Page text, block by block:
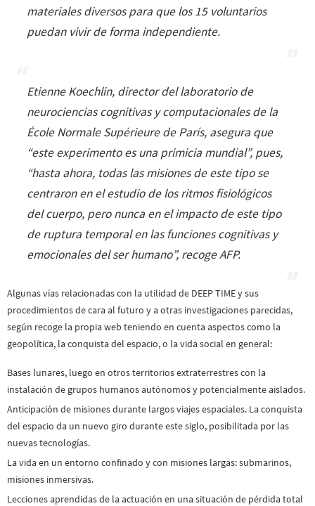
materiales diversos para que los 15 voluntarios
puedan vivir de forma independiente.
Etienne Koechlin, director del laboratorio de
neurociencias cognitivas y computacionales de la
École Normale Supérieure de París, asegura que
“este experimento es una primicia mundial”, pues,
“hasta ahora, todas las misiones de este tipo se
centraron en el estudio de los ritmos fisiológicos
del cuerpo, pero nunca en el impacto de este tipo
de ruptura temporal en las funciones cognitivas y
emocionales del ser humano”, recoge AFP.
Algunas vías relacionadas con la utilidad de DEEP TIME y sus
procedimientos de cara al futuro y a otras investigaciones parecidas,
según recoge la propia web teniendo en cuenta aspectos como la
geopolítica, la conquista del espacio, o la vida social en general:
Bases lunares, luego en otros territorios extraterrestres con la
instalación de grupos humanos autónomos y potencialmente aislados.
Anticipación de misiones durante largos viajes espaciales. La conquista
del espacio da un nuevo giro durante este siglo, posibilitada por las
nuevas tecnologías.
La vida en un entorno confinado y con misiones largas: submarinos,
misiones inmersivas.
Lecciones aprendidas de la actuación en una situación de pérdida total